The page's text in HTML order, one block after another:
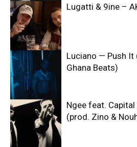
Lugatti & 9ine –
Luciano — Push It
Ghana Beats)
Ngee feat.
(prod. Zino &